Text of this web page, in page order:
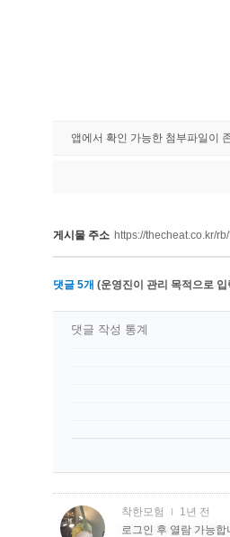
앱에서 확인 가능한 첨부파일이
게시물 주소 https://thecheat.co.kr/
댓글 5개 (운영진이 관리 목적으로
댓글 작성 통계